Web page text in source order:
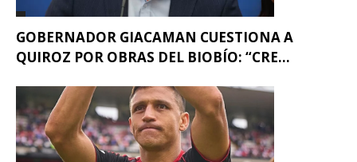
GOBERNADOR GIACAMAN CUESTIONA A
QUIROZ POR OBRAS DEL BIOBÍO: “CRE...